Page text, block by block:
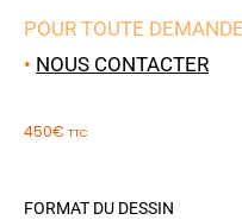
POUR TOUTE
• NOUS CONTACTER
450€ TTC
FORMAT DU DESSIN